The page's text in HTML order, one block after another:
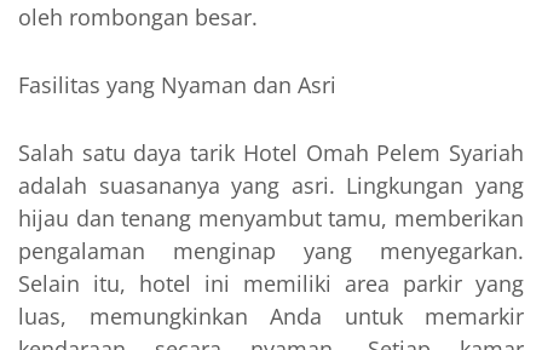
oleh rombongan besar.
Fasilitas yang Nyaman dan Asri
Salah satu daya tarik Hotel Omah Pelem Syariah
adalah suasananya yang asri. Lingkungan yang
hijau dan tenang menyambut tamu, memberikan
pengalaman menginap yang menyegarkan.
Selain itu, hotel ini memiliki area parkir yang
luas, memungkinkan Anda untuk memarkir